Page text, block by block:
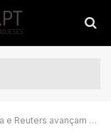
avançam com imagens do acidente